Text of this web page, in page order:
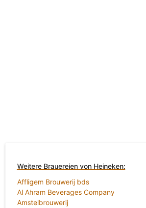
Weitere Brauereien von Heineken:
Affligem Brouwerij bds
Al Ahram Beverages Company
Amstelbrouwerij